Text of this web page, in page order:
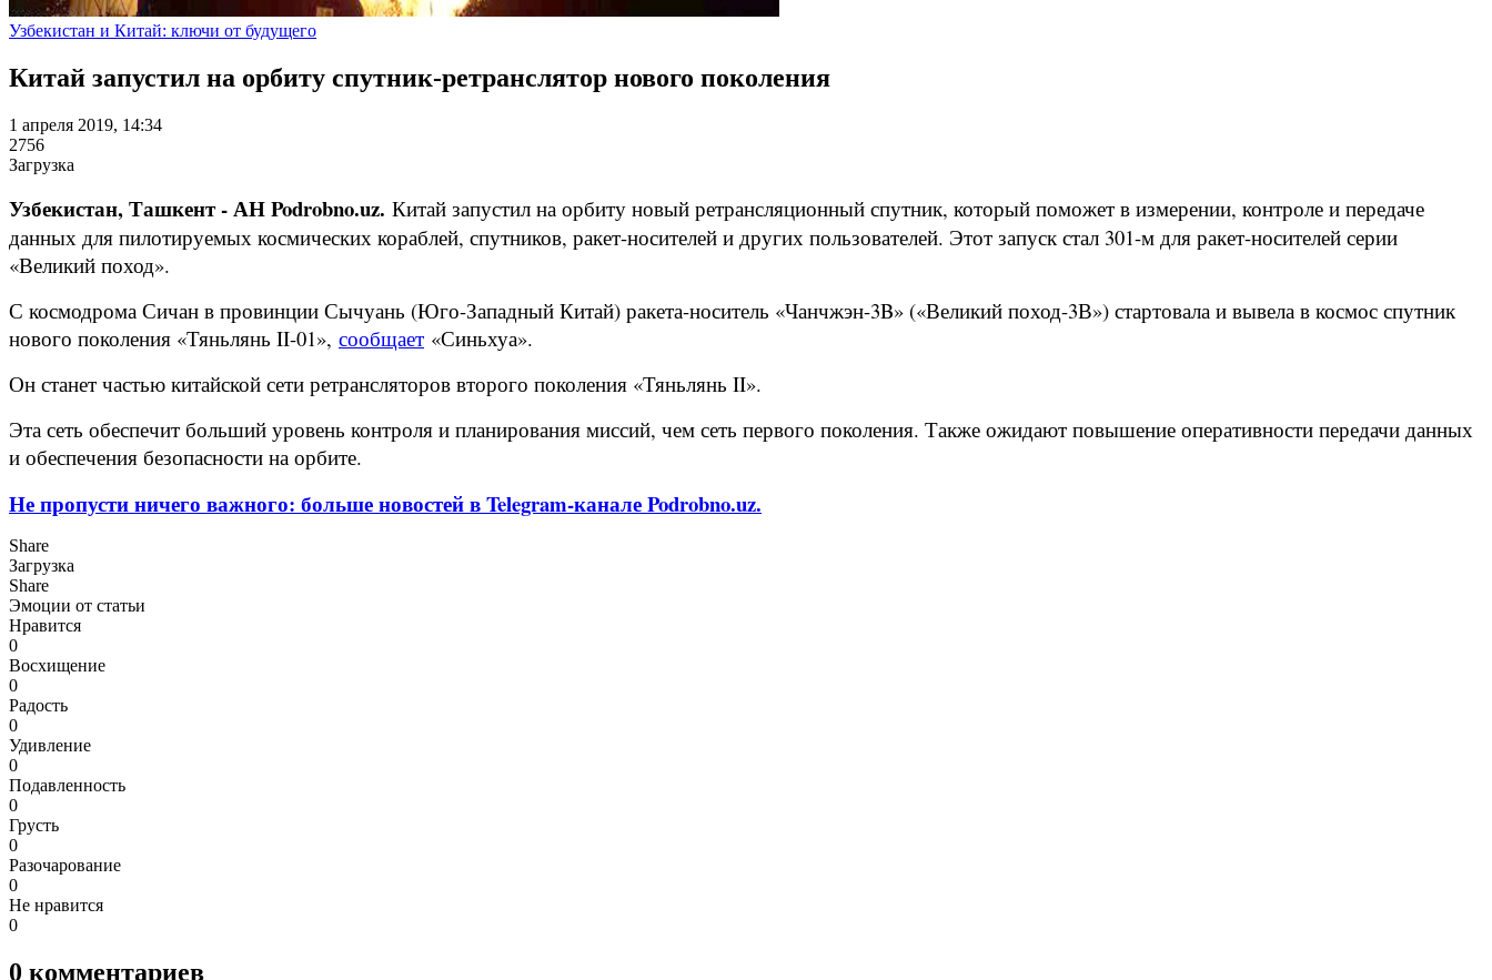
Узбекистан и Китай: ключи от будущего
Китай запустил на орбиту спутник-ретранслятор нового поколения
1 апреля 2019, 14:34
2756
Загрузка
Узбекистан, Ташкент - АН Podrobno.uz. Китай запустил на орбиту новый ретрансляционный спутник, который поможет в измерении, контроле и передаче
данных для пилотируемых космических кораблей, спутников, ракет-носителей и других пользователей. Этот запуск стал 301-м для ракет-носителей серии
«Великий поход».
С космодрома Сичан в провинции Сычуань (Юго-Западный Китай) ракета-носитель «Чанчжэн-3B» («Великий поход-3В») стартовала и вывела в космос спутник
нового поколения «Тяньлянь II-01», сообщает «Синьхуа».
Он станет частью китайской сети ретрансляторов второго поколения «Тяньлянь II».
Эта сеть обеспечит больший уровень контроля и планирования миссий, чем сеть первого поколения. Также ожидают повышение оперативности передачи данных
и обеспечения безопасности на орбите.
Не пропусти ничего важного: больше новостей в Telegram-канале Podrobno.uz.
Share
Загрузка
Share
Эмоции от статьи
Нравится
0
Восхищение
0
Радость
0
Удивление
0
Подавленность
0
Грусть
0
Разочарование
0
Не нравится
0
0 комментариев